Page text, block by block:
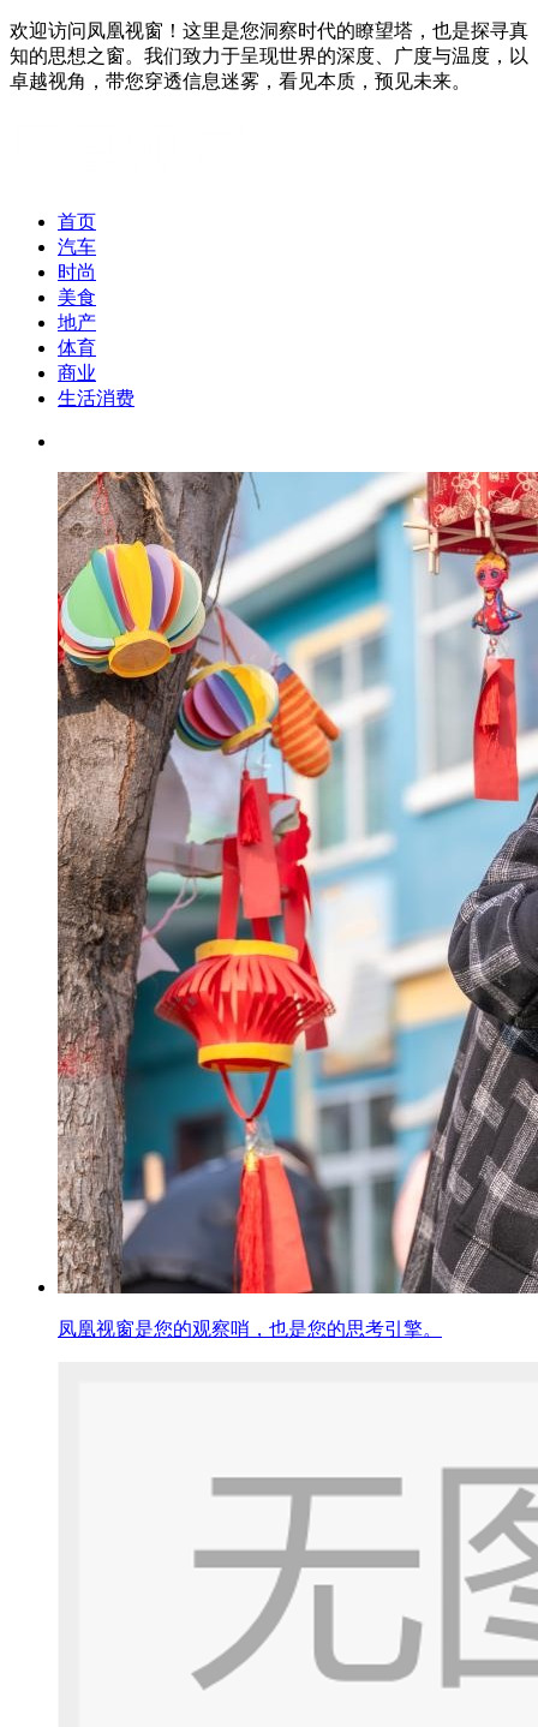
欢迎访问凤凰视窗！这里是您洞察时代的瞭望塔，也是探寻真
知的思想之窗。我们致力于呈现世界的深度、广度与温度，以
卓越视角，带您穿透信息迷雾，看见本质，预见未来。
首页
汽车
时尚
美食
地产
体育
商业
生活消费
凤凰视窗是您的观察哨，也是您的思考引擎。